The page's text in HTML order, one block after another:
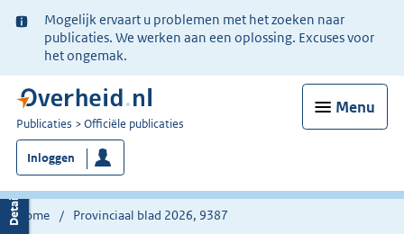
Ter
informatie:
Mogelijk ervaart u problemen met het zoeken naar
publicaties. We werken aan een oplossing. Excuses voor
het ongemak.
Menu
U
bent
nu
hier:
Publicaties Officiële publicaties
Inloggen
Home Provinciaal blad 2026, 9387